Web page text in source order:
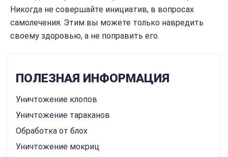
Никогда не совершайте инициатив, в вопросах
самолечения. Этим вы можете только навредить
своему здоровью, а не поправить его.
ПОЛЕЗНАЯ ИНФОРМАЦИЯ
Уничтожение клопов
Уничтожение тараканов
Обработка от блох
Уничтожение мокриц